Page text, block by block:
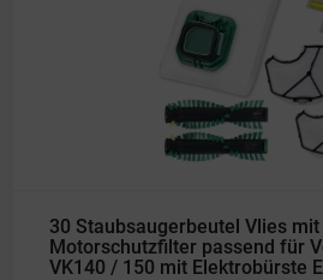
30 Staubsaugerbeutel Vlies
Motorschutzfilter passend für
VK140 / 150 mit Elektrobürste